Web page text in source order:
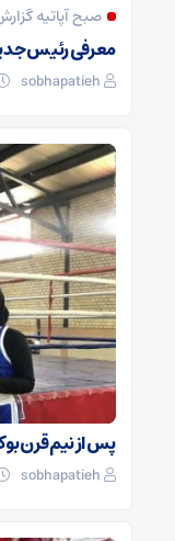
صبح آپاتیه
معرفی رئیس
sobhapatieh
پس از نیم قرن
sobhapatieh